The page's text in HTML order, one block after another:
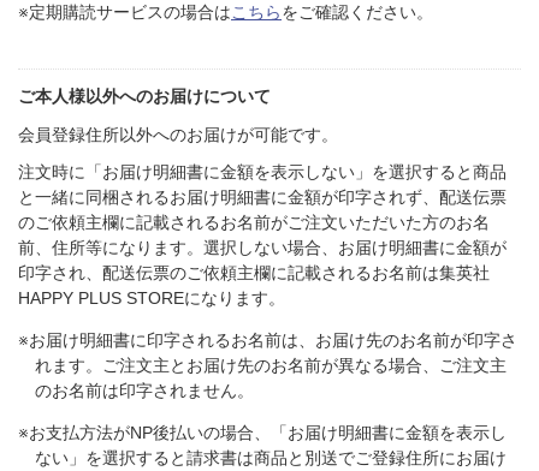
※定期購読サービスの場合はこちらをご確認ください。
ご本人様以外へのお届けについて
会員登録住所以外へのお届けが可能です。
注文時に「お届け明細書に金額を表示しない」を選択すると商品
と一緒に同梱されるお届け明細書に金額が印字されず、配送伝票
のご依頼主欄に記載されるお名前がご注文いただいた方のお名
前、住所等になります。選択しない場合、お届け明細書に金額が
印字され、配送伝票のご依頼主欄に記載されるお名前は集英社
HAPPY PLUS STOREになります。
※お届け明細書に印字されるお名前は、お届け先のお名前が印字さ
れます。ご注文主とお届け先のお名前が異なる場合、ご注文主
のお名前は印字されません。
※お支払方法がNP後払いの場合、「お届け明細書に金額を表示し
ない」を選択すると請求書は商品と別送でご登録住所にお届け